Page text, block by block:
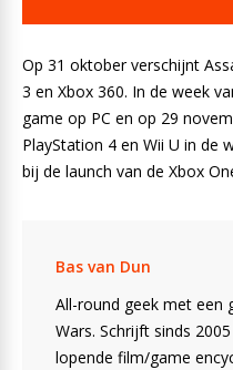
Op 31 oktober verschijnt
3 en Xbox 360. In de week
game op PC en op 29
PlayStation 4 en Wii U in de
bij de launch van de Xbox
Bas van Dun
All-round geek met een
Wars. Schrijft sinds
lopende film/game